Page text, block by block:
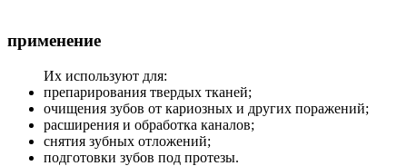
применение
Их используют для:
препарирования твердых тканей;
очищения зубов от кариозных и других поражений;
расширения и обработка каналов;
снятия зубных отложений;
подготовки зубов под протезы.